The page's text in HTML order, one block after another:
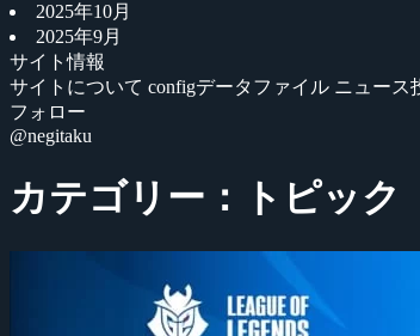
2025年10月
2025年9月
サイト情報
サイトについて configデータファイル ニュース
フォロー
@negitaku
カテゴリー：トピック